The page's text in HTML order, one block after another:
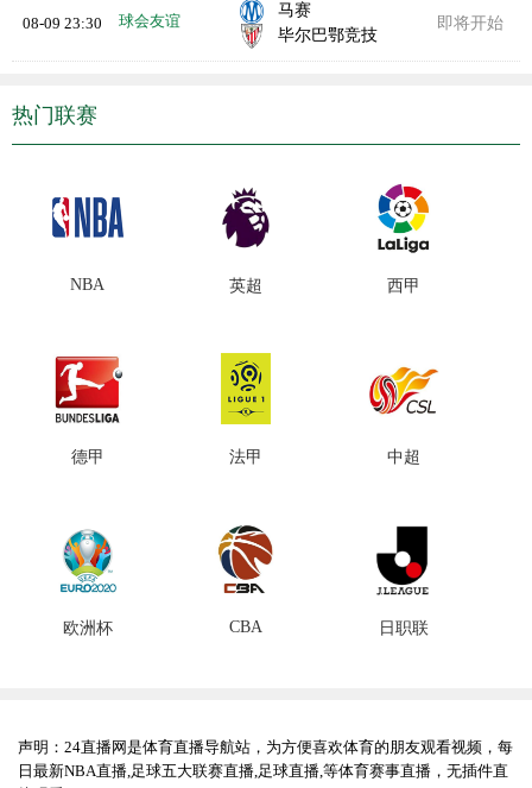
08-09 23:30 球会友谊
马赛
毕尔巴鄂竞技
即将开始
热门联赛
NBA 英超 西甲
德甲 法甲 中超
欧洲杯 CBA 日职联
声明：24直播网是体育直播导航站，为方便喜欢体育的朋友观看视频，每
日最新NBA直播,足球五大联赛直播,足球直播,等体育赛事直播，无插件直